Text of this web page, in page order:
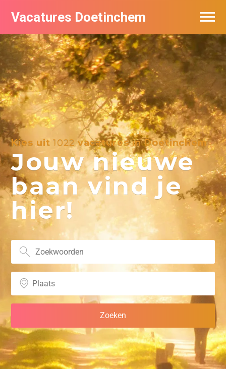
Vacatures Doetinchem
Kies uit1022vacatures in Doetinchem
Jouw nieuwe
baan vind je
hier!
Vacatures per bedrijf
De populairste vacatures in Doetinchem
Nieuwsbrief feed